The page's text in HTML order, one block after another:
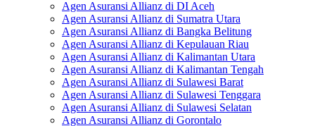
Agen Asuransi Allianz di DI Aceh
Agen Asuransi Allianz di Sumatra Utara
Agen Asuransi Allianz di Bangka Belitung
Agen Asuransi Allianz di Kepulauan Riau
Agen Asuransi Allianz di Kalimantan Utara
Agen Asuransi Allianz di Kalimantan Tengah
Agen Asuransi Allianz di Sulawesi Barat
Agen Asuransi Allianz di Sulawesi Tenggara
Agen Asuransi Allianz di Sulawesi Selatan
Agen Asuransi Allianz di Gorontalo